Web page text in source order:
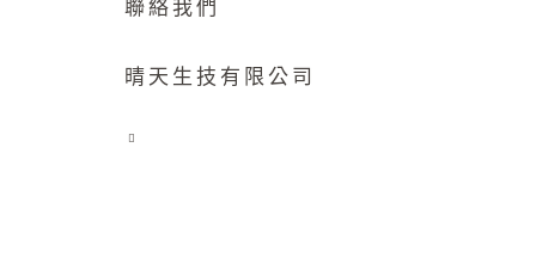
聯絡我們
晴天生技有限公司